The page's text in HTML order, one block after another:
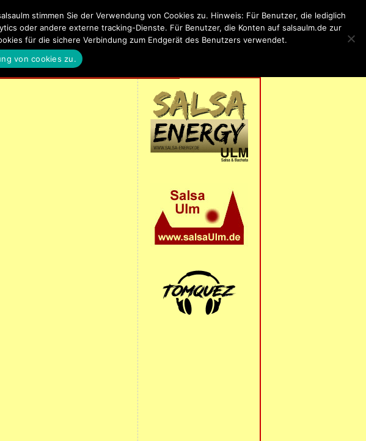
Ulm und Umgebung
stimmen Sie der Verwendung von Cookies zu. Hinweis: Für Benutzer, die lediglich
oder andere externe tracking-Dienste. Für Benutzer, die Konten auf salsaulm.de zur
für die sichere Verbindung zum Endgerät des Benutzers verwendet.
von cookies zu.